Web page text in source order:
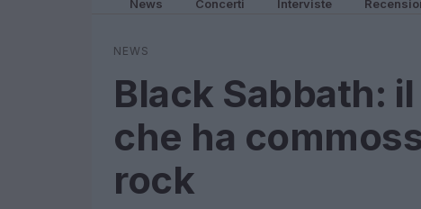
News Concerti Interviste
NEWS
Black Sabbath:
che ha
rock